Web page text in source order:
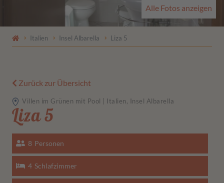
Alle Fotos anzeigen
Italien Insel Albarella Liza 5
Zurück zur Übersicht
Villen im Grünen mit Pool | Italien, Insel Albarella
Liza 5
Personen
8
Schlafzimmer
4